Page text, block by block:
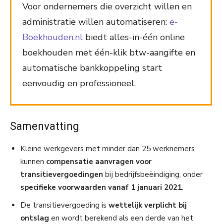
Voor ondernemers die overzicht willen en
administratie willen automatiseren: e-
Boekhouden.nl biedt alles-in-één online
boekhouden met één-klik btw-aangifte en
automatische bankkoppeling start
eenvoudig en professioneel.
Samenvatting
Kleine werkgevers met minder dan 25 werknemers
kunnen compensatie aanvragen voor
transitievergoedingen bij bedrijfsbeëindiging, onder
specifieke voorwaarden vanaf 1 januari 2021.
De transitievergoeding is wettelijk verplicht bij
ontslag en wordt berekend als een derde van het